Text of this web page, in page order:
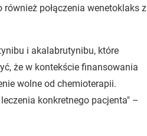
połączenia wenetoklaks z
i akalabrutynibu, które
że w kontekście finansowania
wolne od chemioterapii.
konkretnego pacjenta" –